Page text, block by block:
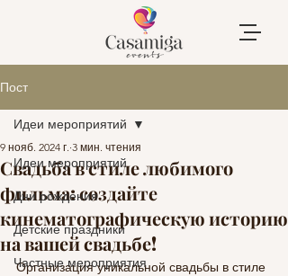
Пост
Идеи мероприятий
Дни рождения
Детские праздники
Частные мероприятия
Идеи мероприятий
Свадьба в стиле любимого
фильма: создайте
кинематографическую историю
на вашей свадьбе!
9 нояб. 2024 г. 3 мин. чтения
Организация уникальной свадьбы в стиле